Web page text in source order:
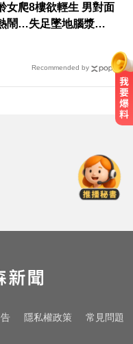
女爬8樓欲輕生 男對面
鬧…失足墜地腦漿爆
！
Recommended by
英國軍事
風+1熱帶低
隱私權政策 常見問題